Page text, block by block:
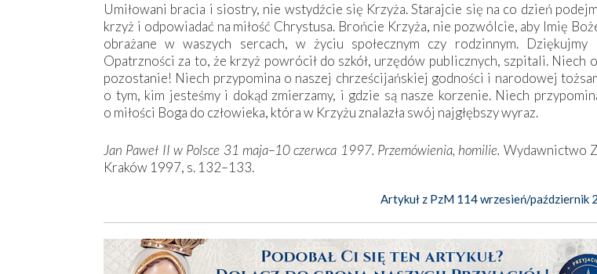
Umiłowani bracia i siostry, nie wstydźcie się Krzyża. Starajcie się na co dzień
krzyż i odpowiadać na miłość Chrystusa. Brońcie Krzyża, nie pozwólcie, aby Imię
obrażane w waszych sercach, w życiu społecznym czy rodzinnym. Dziękujmy
Opatrzności za to, że krzyż powrócił do szkół, urzędów publicznych, szpitali. Niech
pozostanie! Niech przypomina o naszej chrześcijańskiej godności i narodowej
o tym, kim jesteśmy i dokąd zmierzamy, i gdzie są nasze korzenie. Niech
o miłości Boga do człowieka, która w Krzyżu znalazła swój najgłębszy wyraz.
Jan Paweł II w Polsce 31 maja–10 czerwca 1997. Przemówienia, homilie. Wydawnictwo
Kraków 1997, s. 132–133.
Artykuł z PzM 114 wrzesień/październik